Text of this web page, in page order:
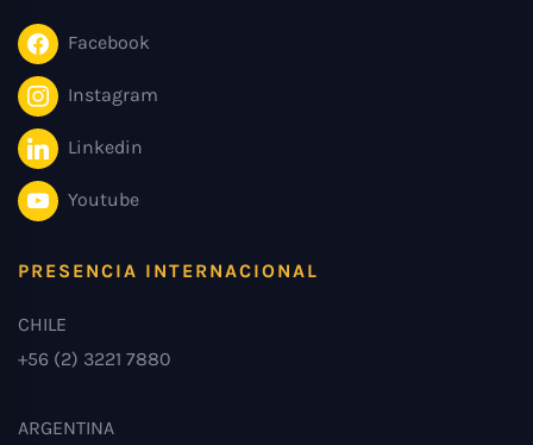
Facebook
Instagram
Linkedin
Youtube
PRESENCIA INTERNACIONAL
CHILE
+56 (2) 3221 7880
ARGENTINA